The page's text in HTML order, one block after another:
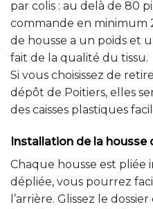
par colis : au delà de 80
commande en minimum
de housse a un poids et
fait de la qualité du tissu.
Si vous choisissez de
dépôt de Poitiers, elles
des caisses plastiques
Installation de la housse
Chaque housse est pliée
dépliée, vous pourrez
l’arrière. Glissez le